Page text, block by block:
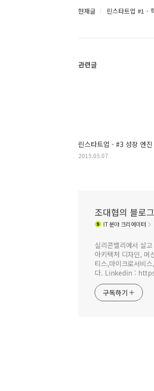
현재글 린스타트업 #1 -
관련글
린스타트업 - #3 성장 엔진
2015.05.07
조대협의 블로그
IT분야 크리에이터
실리콘밸리에서 살
아키텍처 디자인, 머
티스,마이크로서비
다. Linkedin :
구독하기